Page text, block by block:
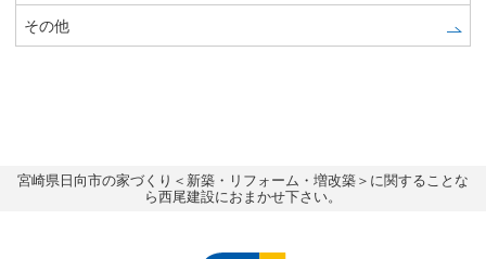
その他
宮崎県日向市の家づくり＜新築・リフォーム・増改築＞に関することな
ら西尾建設におまかせ下さい。